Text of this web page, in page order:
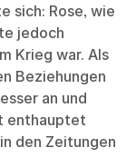
sich: Rose, wie
jedoch
Krieg war. Als
Beziehungen
an und
enthauptet
den Zeitungen